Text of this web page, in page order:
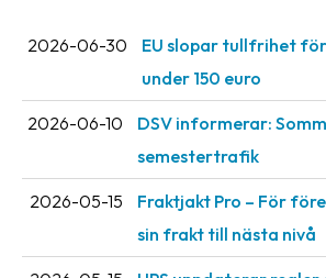
villkor
Integritet
Förbjudet
farligt
innehåll
2026-06-30
EU slopar tullfrihet
under 150 euro
2026-06-10
DSV informerar:
semestertrafik
2026-05-15
Fraktjakt Pro – För
sin frakt till nästa nivå